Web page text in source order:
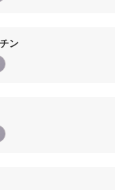
ン